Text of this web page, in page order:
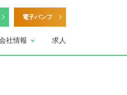
電子パンフ
社情報 求人